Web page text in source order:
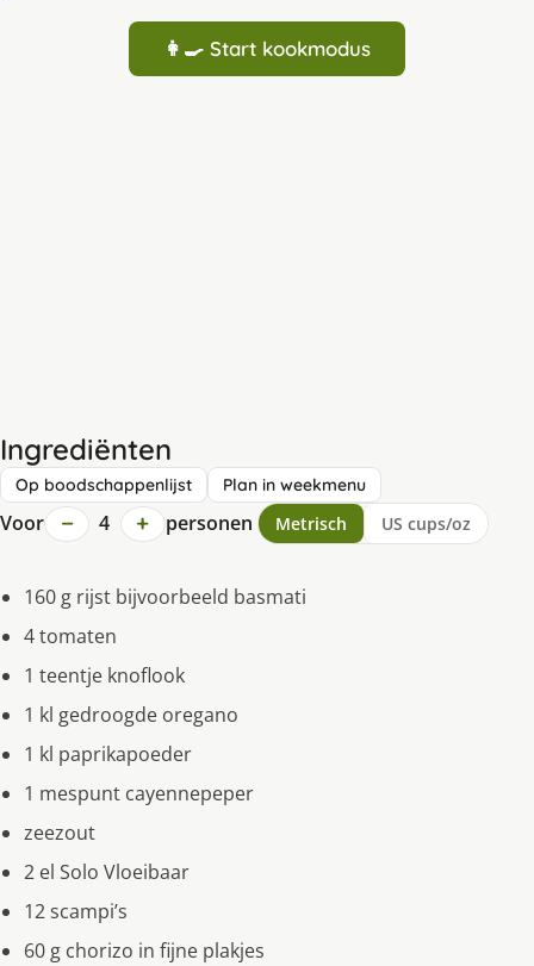
👩‍🍳 Start kookmodus
Ingrediënten
Op boodschappenlijst Plan in weekmenu
Voor − 4 + personen Metrisch US cups/oz
160 g rijst bijvoorbeeld basmati
4 tomaten
1 teentje knoflook
1 kl gedroogde oregano
1 kl paprikapoeder
1 mespunt cayennepeper
zeezout
2 el Solo Vloeibaar
12 scampi’s
60 g chorizo in fijne plakjes